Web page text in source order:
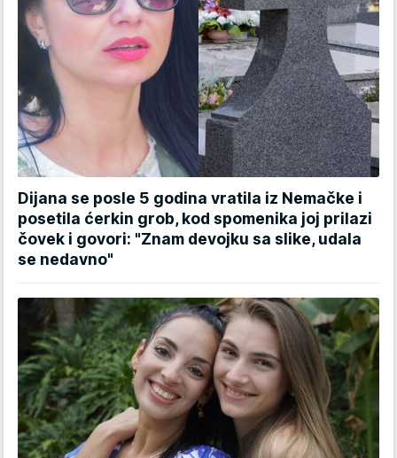
Dijana se posle 5 godina vratila iz Nemačke i
posetila ćerkin grob, kod spomenika joj prilazi
čovek i govori: "Znam devojku sa slike, udala
se nedavno"